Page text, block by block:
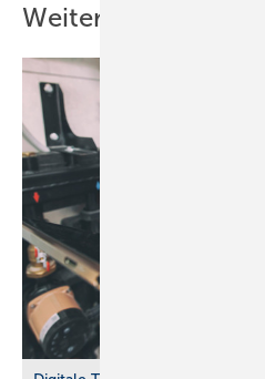
Weitere Inhalte